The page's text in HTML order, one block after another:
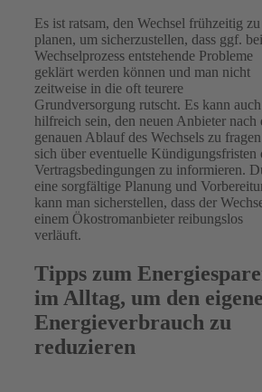
Es ist ratsam, den Wechsel frühzeitig zu
planen, um sicherzustellen, dass ggf.
Wechselprozess entstehende Probleme
geklärt werden können und man nicht
zeitweise in die oft teurere
Grundversorgung rutscht. Es kann auch
hilfreich sein, den neuen Anbieter nach
genauen Ablauf des Wechsels zu
sich über eventuelle Kündigungsfristen
Vertragsbedingungen zu informieren.
eine sorgfältige Planung und
kann man sicherstellen, dass der
einem Ökostromanbieter reibungslos
verläuft.
Tipps zum
im Alltag, um den
Energieverbrauch zu
reduzieren